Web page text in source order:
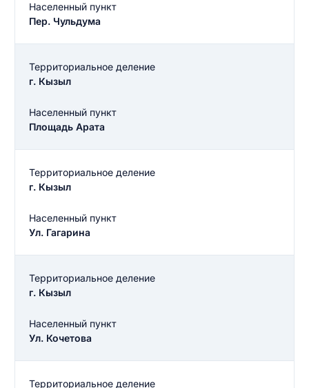
Населенный пункт
Пер. Чульдума
Территориальное деление
г. Кызыл
Населенный пункт
Площадь Арата
Территориальное деление
г. Кызыл
Населенный пункт
Ул. Гагарина
Территориальное деление
г. Кызыл
Населенный пункт
Ул. Кочетова
Территориальное деление